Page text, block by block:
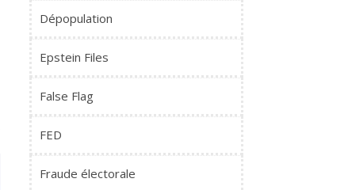
Dépopulation
Epstein Files
False Flag
FED
Fraude électorale